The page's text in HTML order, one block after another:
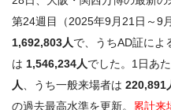
第24週目（2025年9月21日～9
1,692,803人で、うちAD証によ
は 1,546,234人でした。1日あ
人
、うち一般来場者は 220,891
の過去最高水準を更新。
累計来